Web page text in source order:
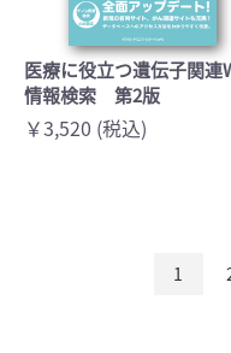
医療に役立つ遺伝子関連
情報検索 第2版
￥3,520 (税込)
1